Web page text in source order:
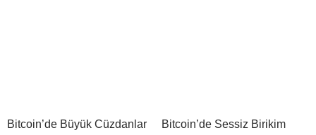
Bitcoin’de Büyük Cüzdanlar
Bitcoin’de Sessiz Birikim